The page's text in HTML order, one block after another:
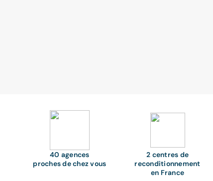
40 agences
proches de chez vous
2 centres de
reconditionnement
en France